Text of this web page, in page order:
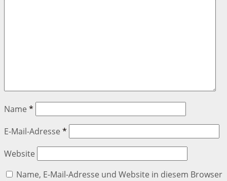
Name *
E-Mail-Adresse *
Website
Name, E-Mail-Adresse und Website in diesem Browser